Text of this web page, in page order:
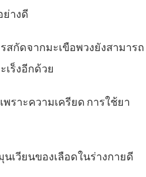
ย่างดี
สกัดจากมะเขือพวงยังสามารถ
ร็งอีกด้วย
พราะความเครียด การใช้ยา
เวียนของเลือดในร่างกายดี